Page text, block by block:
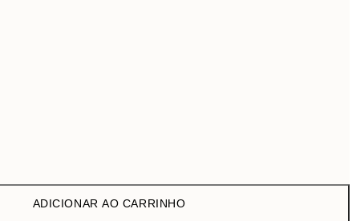
ADICIONAR AO CARRINHO